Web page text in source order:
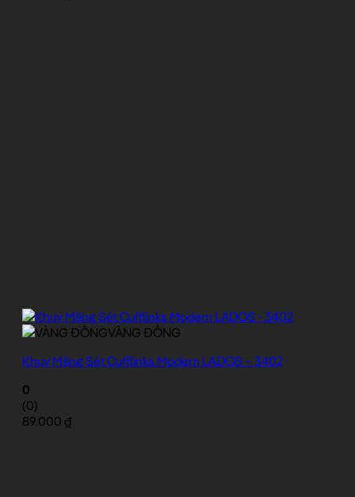
VÀNG ĐỒNG
Khuy Măng Sét Cufflinks Modern LADOS – 3402
0
(0)
89.000 ₫